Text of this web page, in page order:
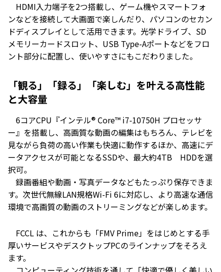
HDMI入力端子を2つ搭載し、ゲーム機やスマートフォ
ンなどを接続して大画面で楽しんだり、パソコンのセカン
ドディスプレイとして活用できます。光学ドライブ、SD
メモリーカードスロット、USB Type-Aポートなどをフロ
ント部分に配置し、使いやすさにもこだわりました。
「観る」「録る」「楽しむ」を叶える高性能
と大容量
6コアCPU『インテル® Core™ i7-10750H プロセッサ
ー』を搭載し、高画質な動画の編集はもちろん、テレビを
見ながら負荷の高い作業も快適に動作するほか、高速にデ
ータアクセスが可能となるSSDや、最大約4TB HDDを選
択可。
録画番組や動画・写真データなどもたっぷり保存できま
す。次世代無線LAN規格Wi-Fi 6に対応し、より高速な通信
環境で高画質の動画のストリーミングなどが楽しめます。
FCCL は、これからも「FMV Prime」をはじめとする手
厚いサービスやデスクトップPCのラインナップをそろえ
ます。